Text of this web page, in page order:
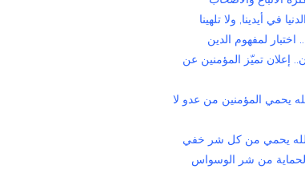
في أيدينا, ولا تلهينا
لمفهوم الدين
إعلان تميّز المؤمنين عن
يحمي المؤمنين من عدو لا
يحمي من كل شر خفي
من شر الوسواس